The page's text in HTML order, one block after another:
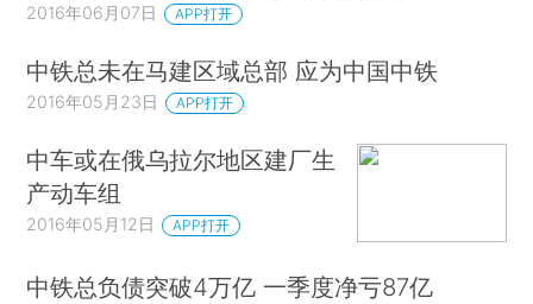
2016年06月07日 APP打开
中铁总未在马建区域总部 应为中国中铁
2016年05月23日 APP打开
中车或在俄乌拉尔地区建厂生
产动车组
2016年05月12日 APP打开
中铁总负债突破4万亿 一季度净亏87亿